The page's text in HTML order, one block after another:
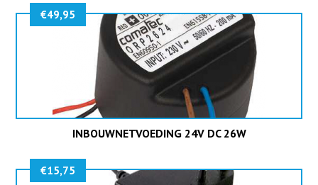
INBOUWNETVOEDING 24V DC 26W
€49,95
€15,75